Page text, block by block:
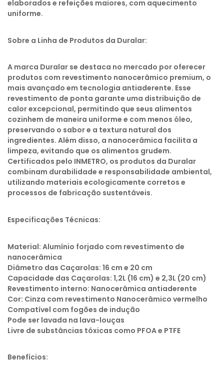
elaborados e refeições maiores, com aquecimento
uniforme.
Sobre a Linha de Produtos da Duralar:
A marca Duralar se destaca no mercado por oferecer
produtos com revestimento nanocerâmico premium, o
mais avançado em tecnologia antiaderente. Esse
revestimento de ponta garante uma distribuição de
calor excepcional, permitindo que seus alimentos
cozinhem de maneira uniforme e com menos óleo,
preservando o sabor e a textura natural dos
ingredientes. Além disso, a nanocerâmica facilita a
limpeza, evitando que os alimentos grudem.
Certificados pelo INMETRO, os produtos da Duralar
combinam durabilidade e responsabilidade ambiental,
utilizando materiais ecologicamente corretos e
processos de fabricação sustentáveis.
Especificações Técnicas:
Material: Alumínio forjado com revestimento de
nanocerâmica
Diâmetro das Caçarolas: 16 cm e 20 cm
Capacidade das Caçarolas: 1,2L (16 cm) e 2,3L (20 cm)
Revestimento interno: Nanocerâmica antiaderente
Cor: Cinza com revestimento Nanocerâmico vermelho
Compatível com fogões de indução
Pode ser lavada na lava-louças
Livre de substâncias tóxicas como PFOA e PTFE
Benefícios: